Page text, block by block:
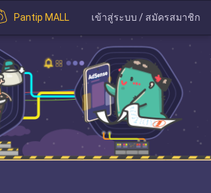
Pantip MALL เข้าสู่ระบบ / สมัครสมาชิก